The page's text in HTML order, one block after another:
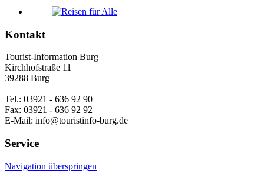
Kontakt
Tourist-Information Burg
Kirchhofstraße 11
39288 Burg
Tel.: 03921 - 636 92 90
Fax: 03921 - 636 92 92
E-Mail: info@touristinfo-burg.de
Service
Navigation überspringen